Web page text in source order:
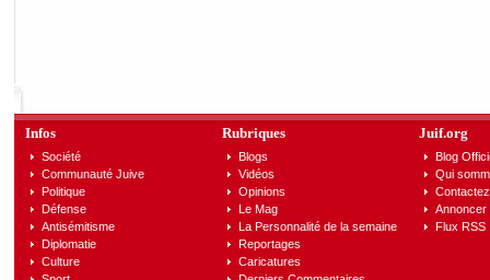
Infos
Société
Communauté Juive
Politique
Défense
Antisémitisme
Diplomatie
Culture
Rubriques
Blogs
Vidéos
Opinions
Le Mag
La Personnalité de la semaine
Reportages
Caricatures
Juif.org
Blog
Qui
Annoncer
Flux RSS